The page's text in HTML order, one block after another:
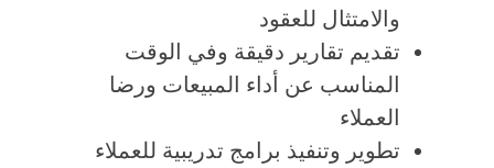
والامتثال للعقود
تقديم تقارير دقيقة وفي الوقت
المناسب عن أداء المبيعات ورضا
العملاء
تطوير وتنفيذ برامج تدريبية للعملاء